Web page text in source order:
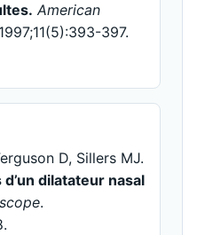
American
397.
D, Sillers MJ.
dilatateur nasal
.